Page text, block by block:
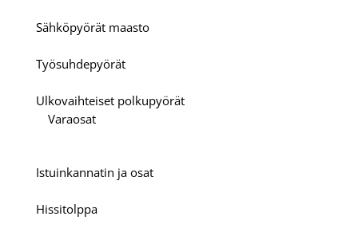
Sähköpyörät maasto
Työsuhdepyörät
Ulkovaihteiset polkupyörät
Varaosat
Istuinkannatin ja osat
Hissitolppa